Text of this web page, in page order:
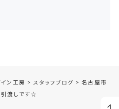
ン工房 > スタッフブログ > 名古屋市
渡しです☆